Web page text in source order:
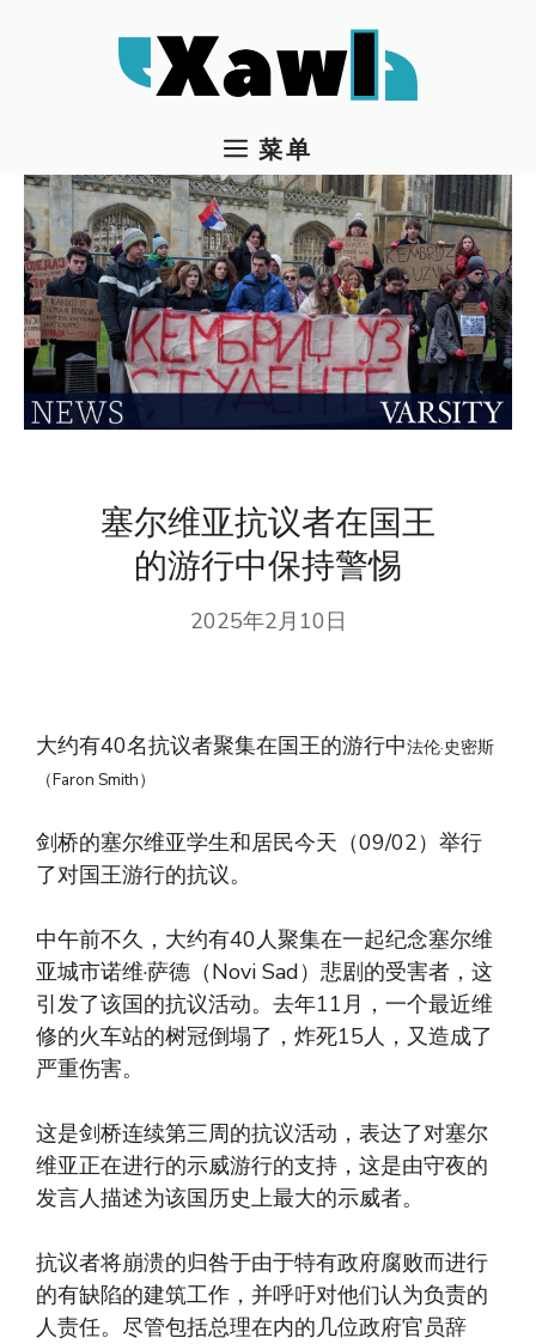
菜单
塞尔维亚抗议者在国王
的游行中保持警惕
2025年2月10日
大约有40名抗议者聚集在国王的游行中法伦·史密斯
（Faron Smith）
剑桥的塞尔维亚学生和居民今天（09/02）举行
了对国王游行的抗议。
中午前不久，大约有40人聚集在一起纪念塞尔维
亚城市诺维·萨德（Novi Sad）悲剧的受害者，这
引发了该国的抗议活动。去年11月，一个最近维
修的火车站的树冠倒塌了，炸死15人，又造成了
严重伤害。
这是剑桥连续第三周的抗议活动，表达了对塞尔
维亚正在进行的示威游行的支持，这是由守夜的
发言人描述为该国历史上最大的示威者。
抗议者将崩溃的归咎于由于特有政府腐败而进行
的有缺陷的建筑工作，并呼吁对他们认为负责的
人责任。尽管包括总理在内的几位政府官员辞